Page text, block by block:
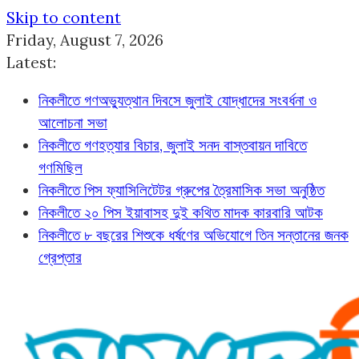
Skip to content
Friday, August 7, 2026
Latest:
নিকলীতে গণঅভ্যুত্থান দিবসে জুলাই যোদ্ধাদের সংবর্ধনা ও
আলোচনা সভা
নিকলীতে গণহত্যার বিচার, জুলাই সনদ বাস্তবায়ন দাবিতে
গণমিছিল
নিকলীতে পিস ফ্যাসিলিটেটর গ্রুপের ত্রৈমাসিক সভা অনুষ্ঠিত
নিকলীতে ২০ পিস ইয়াবাসহ দুই কথিত মাদক কারবারি আটক
নিকলীতে ৮ বছরের শিশুকে ধর্ষণের অভিযোগে তিন সন্তানের জনক
গ্রেপ্তার